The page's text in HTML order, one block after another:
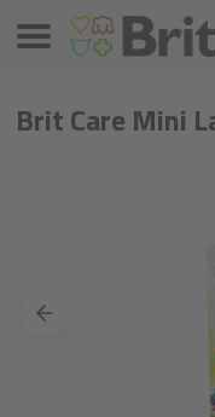
Brit Care Mini
Izbornik